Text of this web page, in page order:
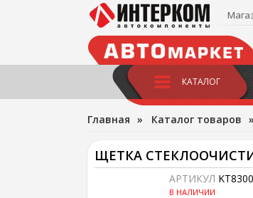
КАТАЛОГ
Главная » Каталог товаров
ЩЕТКА
АРТИКУЛ
В НАЛИЧИИ